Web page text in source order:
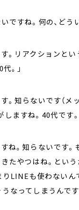
ですね。何の、どう
。リアクションと
。」
。知らないです（メ
ますね。40代です。
ね。知らないです。
きたやつはね。とい
りLINEも使わない
なってしまうんで